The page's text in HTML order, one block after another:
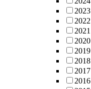
2023
2022
2021
2020
2019
2018
2017
2016